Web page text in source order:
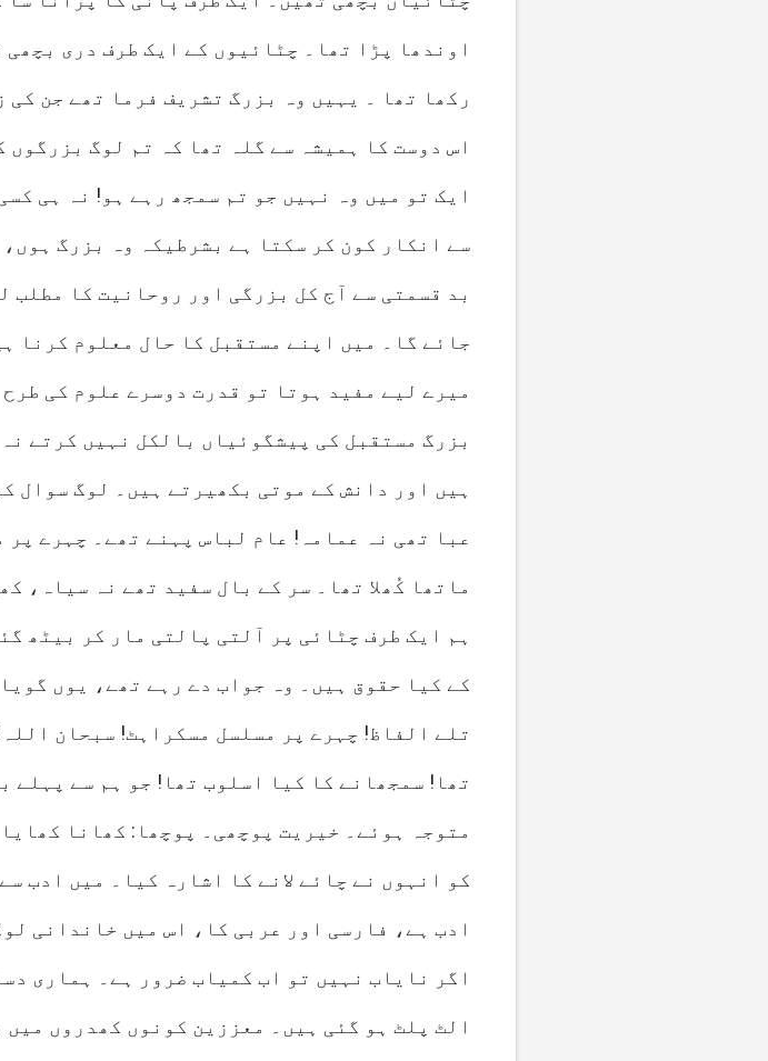
اوندھا پڑا تھا۔ چٹائیوں کے ایک طرف دری
رکھا تھا ۔ یہیں وہ بزرگ تشریف فرما تھے جن کی
اس دوست کا ہمیشہ سے گلہ تھا کہ تم لوگ بزرگوں
ایک تو میں وہ نہیں جو تم سمجھ رہے ہو! نہ ہی
سے انکار کون کر سکتا ہے بشرطیکہ وہ بزرگ
بد قسمتی سے آج کل بزرگی اور روحانیت کا مطلب
جائے گا۔ میں اپنے مستقبل کا حال معلوم کرنا
میرے لیے مفید ہوتا تو قدرت دوسرے علوم کی
بزرگ مستقبل کی پیشگوئیاں بالکل نہیں کرتے
ہیں اور دانش کے موتی بکھیرتے ہیں۔ لوگ سوال
عبا تھی نہ عمامہ! عام لباس پہنے تھے۔ چہرے
ماتھا کُھلا تھا۔ سر کے بال سفید تھے نہ سیاہ،
ہم ایک طرف چٹائی پر آلتی پالتی مار کر بیٹھ
کے کیا حقوق ہیں۔ وہ جواب دے رہے تھے، یوں
تلے الفاظ! چہرے پر مسلسل مسکراہٹ! سبحان
تھا! سمجھانے کا کیا اسلوب تھا! جو ہم سے پہلے
متوجہ ہوئے۔ خیریت پوچھی۔ پوچھا: کھانا
کو انہوں نے چائے لانے کا اشارہ کیا۔ میں ادب
ادب ہے، فارسی اور عربی کا، اس میں خاندانی
اگر نایاب نہیں تو اب کمیاب ضرور ہے۔ ہماری
الٹ پلٹ ہو گئی ہیں۔ معززین کونوں کھدروں